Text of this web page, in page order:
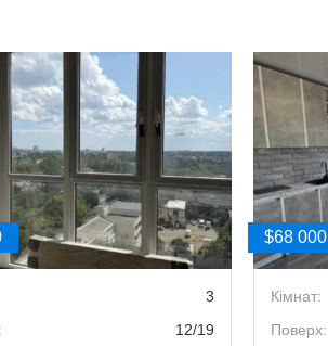
3
12/19
$68 000
Кімнат:
Поверх: